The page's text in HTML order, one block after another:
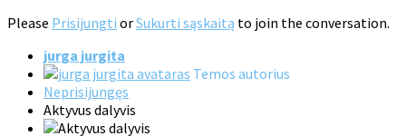
Please Prisijungti orSukurti sąskaitą to join the conversation.
jurga jurgita
Temos autorius
Neprisijungęs
Aktyvus dalyvis